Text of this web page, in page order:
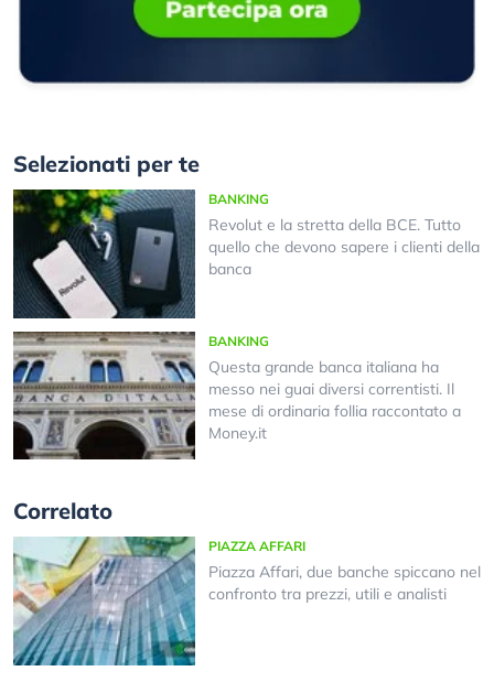
Selezionati per te
BANKING
Revolut e la stretta della BCE. Tutto
quello che devono sapere i clienti della
banca
BANKING
Questa grande banca italiana ha
messo nei guai diversi correntisti. Il
mese di ordinaria follia raccontato a
Money.it
Correlato
PIAZZA AFFARI
Piazza Affari, due banche spiccano nel
confronto tra prezzi, utili e analisti